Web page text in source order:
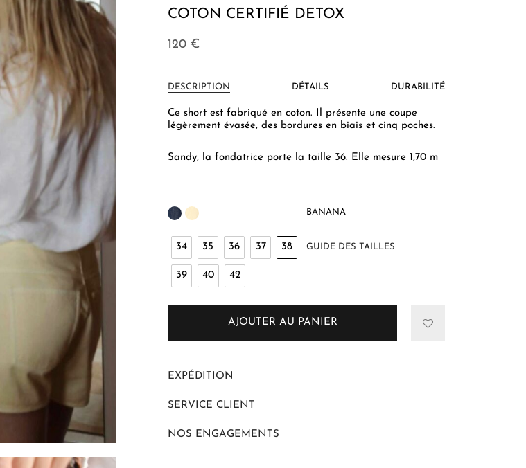
COTON CERTIFIÉ DETOX
120 €
DESCRIPTION DÉTAILS DURABILITÉ
Ce short est fabriqué en coton. Il présente une coupe
légèrement évasée, des bordures en biais et cinq poches.
Sandy, la fondatrice porte la taille 36. Elle mesure 1,70 m
BANANA
34 35 36 37 38
39 40 42
GUIDE DES TAILLES
AJOUTER AU PANIER
EXPÉDITION
SERVICE CLIENT
NOS ENGAGEMENTS